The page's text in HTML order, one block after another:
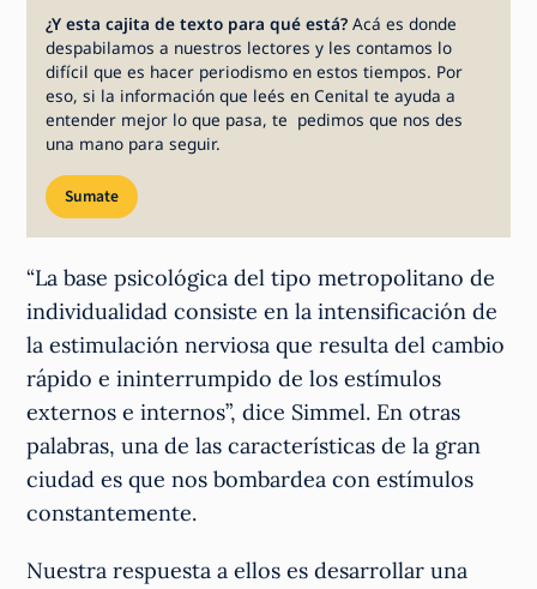
¿Y esta cajita de texto para qué está?Acá es donde
despabilamos a nuestros lectores y les contamos lo
difícil que es hacer periodismo en estos tiempos. Por
eso, si la información que leés en Cenital te ayuda a
entender mejor lo que pasa, te pedimos que nos des
una mano para seguir.
Sumate
“La base psicológica del tipo metropolitano de
individualidad consiste en la intensificación de
la estimulación nerviosa que resulta del cambio
rápido e ininterrumpido de los estímulos
externos e internos”, dice Simmel. En otras
palabras, una de las características de la gran
ciudad es que nos bombardea con estímulos
constantemente.
Nuestra respuesta a ellos es desarrollar una